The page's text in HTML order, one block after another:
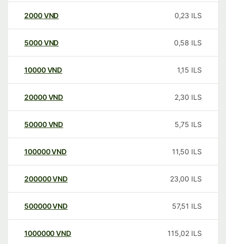
2000VND 0,23 ILS
5000VND 0,58 ILS
10000 VND 1,15 ILS
20000 VND 2,30 ILS
50000 VND 5,75 ILS
100000VND 11,50 ILS
200000VND 23,00 ILS
500000VND 57,51 ILS
1000000VND 115,02 ILS